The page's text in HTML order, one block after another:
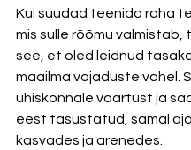
Kui suudad teenida raha
mis sulle rõõmu valmistab,
see, et oled leidnud
maailma vajaduste vahel.
ühiskonnale väärtust ja
eest tasustatud, samal
kasvades ja arenedes.